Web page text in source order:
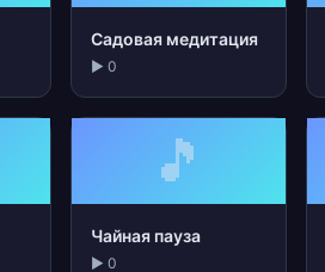
Садовая медитация
▶ 0
🎵
Чайная пауза
▶ 0